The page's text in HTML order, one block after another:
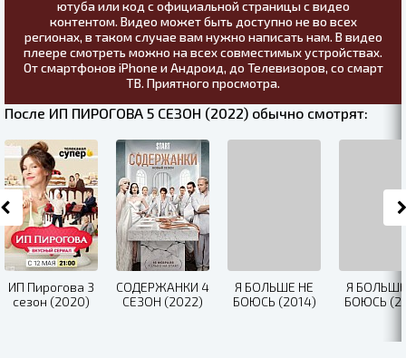
ютуба или код с официальной страницы с видео
контентом. Видео может быть доступно не во всех
регионах, в таком случае вам нужно написать нам. В видео
плеере смотреть можно на всех совместимых устройствах.
От смартфонов iPhone и Андроид, до Телевизоров, со смарт
ТВ. Приятного просмотра.
После ИП ПИРОГОВА 5 СЕЗОН (2022) обычно смотрят:
ИП Пирогова 3
сезон (2020)
СОДЕРЖАНКИ 4
СЕЗОН (2022)
Я БOЛЬШE HE
БOЮCЬ (2014)
Я
БОЮСЬ